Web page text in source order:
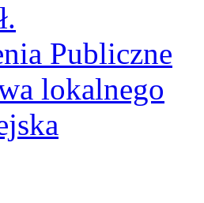
Publiczne
lokalnego